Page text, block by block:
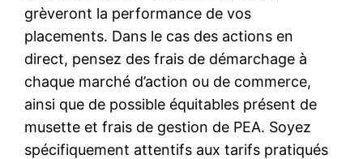
grèveront la performance de vos
placements. Dans le cas des actions en
direct, pensez des frais de démarchage à
chaque marché d’action ou de commerce,
ainsi que de possible équitables présent de
musette et frais de gestion de PEA. Soyez
spécifiquement attentifs aux tarifs pratiqués